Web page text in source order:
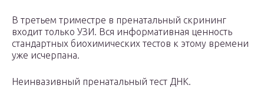
В третьем триместре в пренатальный скрининг
входит только УЗИ. Вся информативная ценность
стандартных биохимических тестов к этому времени
уже исчерпана.
Неинвазивный пренатальный тест ДНК.